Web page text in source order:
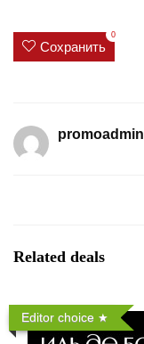
Сохранить
0
promoadmin
Related deals
Editor choice